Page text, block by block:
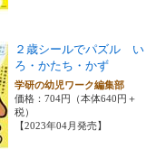
２歳シールでパズル い
ろ・かたち・かず
学研の幼児ワーク編集部
価格：704円（本体640円＋
税）
【2023年04月発売】